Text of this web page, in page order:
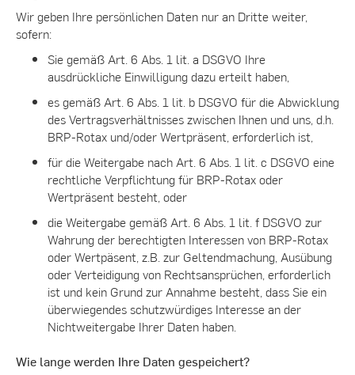
Wir geben Ihre persönlichen Daten nur an Dritte weiter,
sofern:
Sie gemäß Art. 6 Abs. 1 lit. a DSGVO Ihre
ausdrückliche Einwilligung dazu erteilt haben,
es gemäß Art. 6 Abs. 1 lit. b DSGVO für die Abwicklung
des Vertragsverhältnisses zwischen Ihnen und uns, d.h.
BRP-Rotax und/oder Wertpräsent, erforderlich ist,
für die Weitergabe nach Art. 6 Abs. 1 lit. c DSGVO eine
rechtliche Verpflichtung für BRP-Rotax oder
Wertpräsent besteht, oder
die Weitergabe gemäß Art. 6 Abs. 1 lit. f DSGVO zur
Wahrung der berechtigten Interessen von BRP-Rotax
oder Wertpäsent, z.B. zur Geltendmachung, Ausübung
oder Verteidigung von Rechtsansprüchen, erforderlich
ist und kein Grund zur Annahme besteht, dass Sie ein
überwiegendes schutzwürdiges Interesse an der
Nichtweitergabe Ihrer Daten haben.
Wie lange werden Ihre Daten gespeichert?